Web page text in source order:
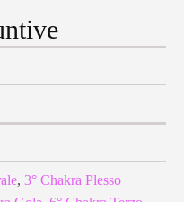
, 3° Chakra Plesso